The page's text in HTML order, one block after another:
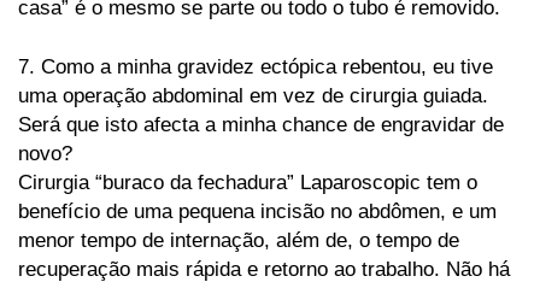
casa” é o mesmo se parte ou todo o tubo é removido.
7. Como a minha gravidez ectópica rebentou, eu tive
uma operação abdominal em vez de cirurgia guiada.
Será que isto afecta a minha chance de engravidar de
novo?
Cirurgia “buraco da fechadura” Laparoscopic tem o
benefício de uma pequena incisão no abdômen, e um
menor tempo de internação, além de, o tempo de
recuperação mais rápida e retorno ao trabalho. Não há